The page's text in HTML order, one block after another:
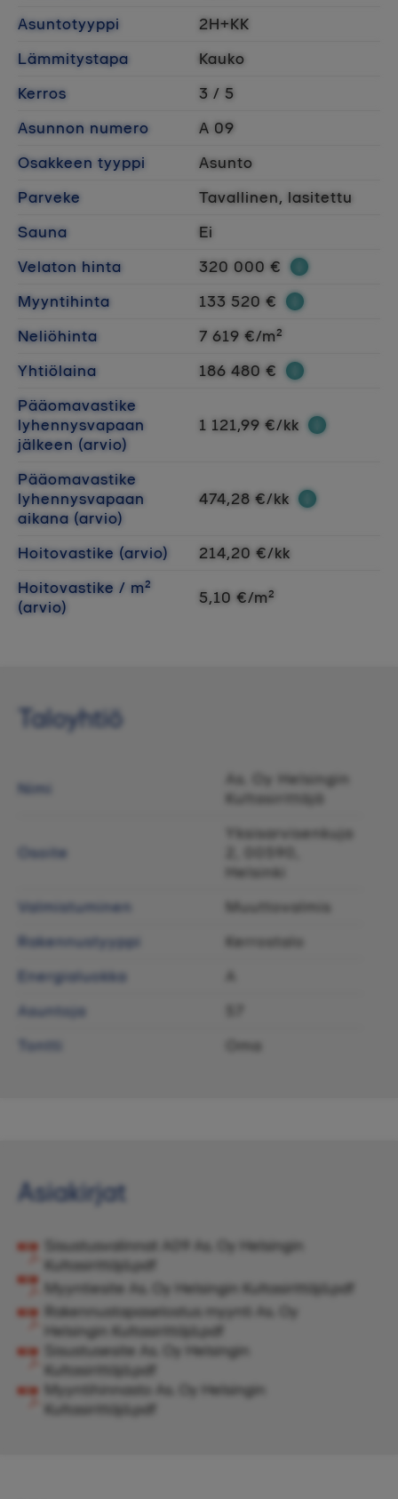
Asuntotyyppi
2H+KK
Lämmitystapa
Kauko
Kerros
3 / 5
Asunnon numero
A 09
Osakkeen tyyppi
Asunto
Parveke
Tavallinen, lasitettu
Sauna
Ei
Velaton hinta
320 000 €
Myyntihinta
133 520 €
Neliöhinta
7 619 €/m²
Yhtiölaina
186 480 €
Pääomavastike
lyhennysvapaan
jälkeen (arvio)
1 121,99 €/kk
Pääomavastike
lyhennysvapaan
aikana (arvio)
474,28 €/kk
Hoitovastike (arvio)
214,20 €/kk
Hoitovastike / m²
(arvio)
5,10 €/m²
Taloyhtiö
Nimi
As. Oy Helsingin
Kultasirittäjä
Osoite
Yksisarvisenkuja
2, 00590,
Helsinki
Valmistuminen
Muuttovalmis
Rakennustyyppi
Kerrostalo
Energialuokka
A
Asuntoja
Tontti
Oma
Asiakirjat
Sisustusvalinnat A09 As. Oy Helsingin
Kultasirittäjä.pdf
Myyntiesite As. Oy Helsingin Kultasirittäjä.pdf
Rakennustapaselostus myynti As. Oy
Helsingin Kultasirittäjä.pdf
Sisustusesite As. Oy Helsingin
Kultasirittäjä.pdf
Myyntihinnasto As. Oy Helsingin
Kultasirittäjä.pdf